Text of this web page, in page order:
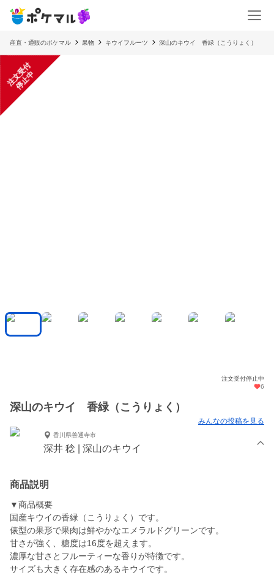
産直・通販のポケマル 果物 キウイフルーツ 深山のキウイ 香緑（こうりょく）
注
文
受
付
停
止
中
注文受付停止中
6
深山のキウイ 香緑（こうりょく）
みんなの投稿を見る
香川県善通寺市
深井 稔 | 深山のキウイ
商品説明
▼商品概要
国産キウイの香緑（こうりょく）です。
俵型の果形で果肉は鮮やかなエメラルドグリーンです。
甘さが強く、糖度は16度を超えます。
濃厚な甘さとフルーティーな香りが特徴です。
サイズも大きく存在感のあるキウイです。